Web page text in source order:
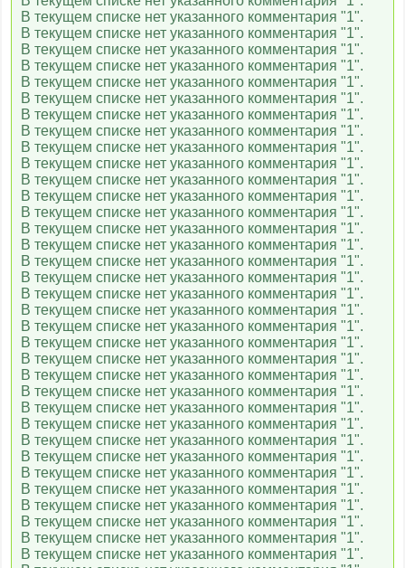
В текущем списке нет указанного комментария "1".
В текущем списке нет указанного комментария "1".
В текущем списке нет указанного комментария "1".
В текущем списке нет указанного комментария "1".
В текущем списке нет указанного комментария "1".
В текущем списке нет указанного комментария "1".
В текущем списке нет указанного комментария "1".
В текущем списке нет указанного комментария "1".
В текущем списке нет указанного комментария "1".
В текущем списке нет указанного комментария "1".
В текущем списке нет указанного комментария "1".
В текущем списке нет указанного комментария "1".
В текущем списке нет указанного комментария "1".
В текущем списке нет указанного комментария "1".
В текущем списке нет указанного комментария "1".
В текущем списке нет указанного комментария "1".
В текущем списке нет указанного комментария "1".
В текущем списке нет указанного комментария "1".
В текущем списке нет указанного комментария "1".
В текущем списке нет указанного комментария "1".
В текущем списке нет указанного комментария "1".
В текущем списке нет указанного комментария "1".
В текущем списке нет указанного комментария "1".
В текущем списке нет указанного комментария "1".
В текущем списке нет указанного комментария "1".
В текущем списке нет указанного комментария "1".
В текущем списке нет указанного комментария "1".
В текущем списке нет указанного комментария "1".
В текущем списке нет указанного комментария "1".
В текущем списке нет указанного комментария "1".
В текущем списке нет указанного комментария "1".
В текущем списке нет указанного комментария "1".
В текущем списке нет указанного комментария "1".
В текущем списке нет указанного комментария "1".